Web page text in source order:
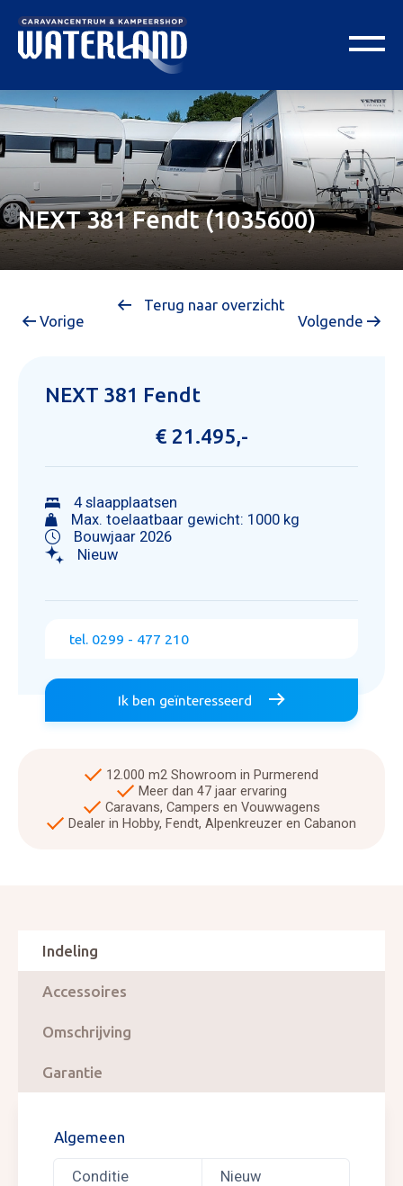
NEXT 381 Fendt (1035600)
Terug naar overzicht
Vorige
Volgende
NEXT 381 Fendt
€ 21.495,-
4 slaapplaatsen
Max. toelaatbaar gewicht: 1000 kg
Bouwjaar 2026
Nieuw
tel. 0299 - 477 210
Ik ben geïnteresseerd
12.000 m2 Showroom in Purmerend
Meer dan 47 jaar ervaring
Caravans, Campers en Vouwwagens
Dealer in Hobby, Fendt, Alpenkreuzer en Cabanon
Indeling
Accessoires
Omschrijving
Garantie
Algemeen
Conditie Nieuw